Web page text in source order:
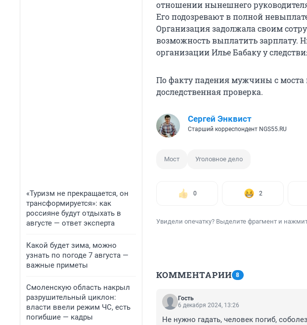
«Туризм не прекращается, он
трансформируется»: как
россияне будут отдыхать в
августе — ответ эксперта
Какой будет зима, можно
узнать по погоде 7 августа —
важные приметы
Смоленскую область накрыл
разрушительный циклон:
власти ввели режим ЧС, есть
погибшие — кадры
отношении нынешнего
Его подозревают в полной
Организация задолжала своим
возможность выплатить зарплату.
организации Илье Бабаку у
По факту падения мужчины с моста
доследственная проверка.
Сергей Энквист
Старший корреспондент NGS55.RU
Мост Уголовное дело
0 2
Увидели опечатку? Выделите фрагмент и
КОММЕНТАРИИ 8
Гость
6 декабря 2024, 13:26
Не нужно гадать, человек погиб,